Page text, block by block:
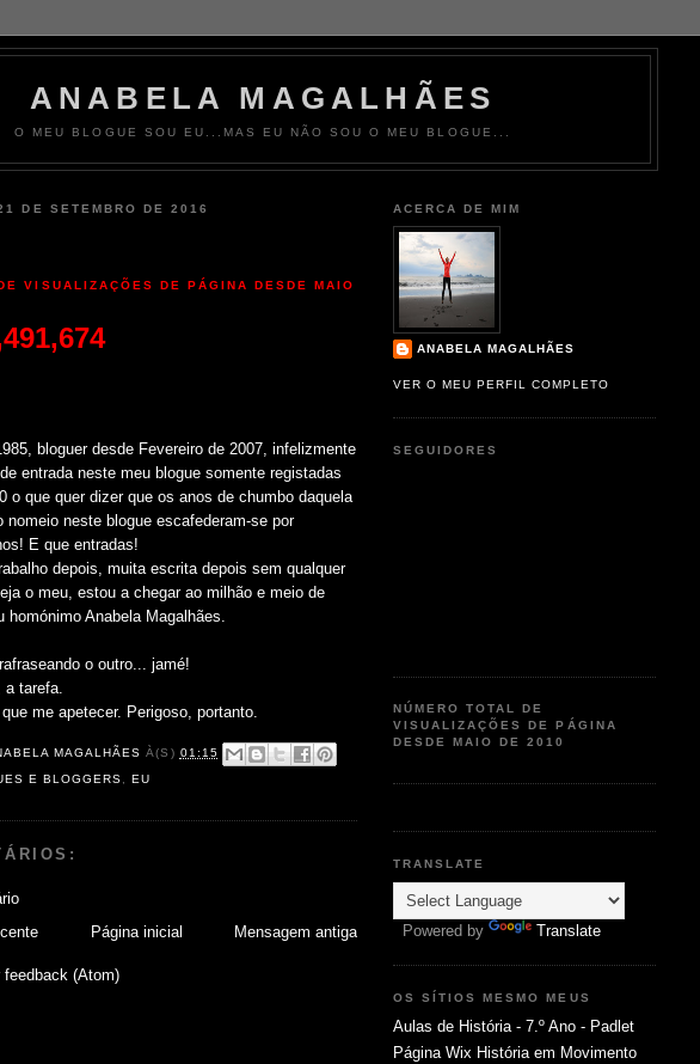
ANABELA MAGALHÃES
O MEU BLOGUE SOU EU...MAS EU NÃO SOU O MEU BLOGUE...
DE SETEMBRO DE 2016
VISUALIZAÇÕES DE PÁGINA DESDE MAIO
bloguer desde Fevereiro de 2007, infelizmente
entrada neste meu blogue somente registadas
o que quer dizer que os anos de chumbo daquela
nomeio neste blogue escafederam-se por
E que entradas!
depois, muita escrita depois sem qualquer
o meu, estou a chegar ao milhão e meio de
homónimo Anabela Magalhães.
o outro... jamé!
a tarefa.
me apetecer. Perigoso, portanto.
MAGALHÃES À(S) 01:15
E BLOGGERS ,EU
Mensagem antiga
Página inicial
feedback (Atom)
ACERCA DE MIM
ANABELA MAGALHÃES
VER O MEU PERFIL COMPLETO
SEGUIDORES
NÚMERO TOTAL DE
VISUALIZAÇÕES DE PÁGINA
DESDE MAIO DE 2010
TRANSLATE
Powered by Translate
OS SÍTIOS MESMO MEUS
Aulas de História - 7.º Ano - Padlet
Página Wix História em Movimento